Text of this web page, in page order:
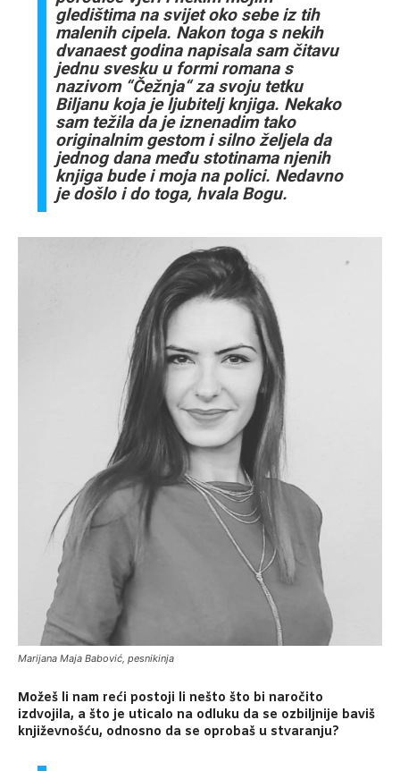
gledištima na svijetoko sebe iz tih
malenih cipela. Nakon toga s nekih
dvanaest godina napisala samčitavu
jednu svesku u formi romana s
nazivom “Čežnja“ za svoju tetku
Biljanu koja jeljubitelj knjiga. Nekako
sam težila da je iznenadim tako
originalnim gestom i silnoželjela da
jednog dana među stotinama njenih
knjiga bude i moja na polici. Nedavno
je došlo i do toga, hvala Bogu.
Marijana Maja Babović, pesnikinja
Možeš li nam reći postoji li nešto što bi naročito
izdvojila, a što je uticalo na odluku da se ozbiljnije baviš
književnošću, odnosno da se oprobaš u stvaranju?